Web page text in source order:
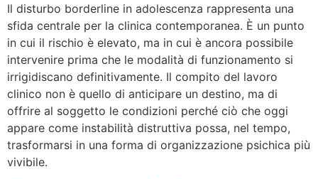
Il disturbo borderline in adolescenza rappresenta una
sfida centrale per la clinica contemporanea. È un punto
in cui il rischio è elevato, ma in cui è ancora possibile
intervenire prima che le modalità di funzionamento si
irrigidiscano definitivamente. Il compito del lavoro
clinico non è quello di anticipare un destino, ma di
offrire al soggetto le condizioni perché ciò che oggi
appare come instabilità distruttiva possa, nel tempo,
trasformarsi in una forma di organizzazione psichica più
vivibile.